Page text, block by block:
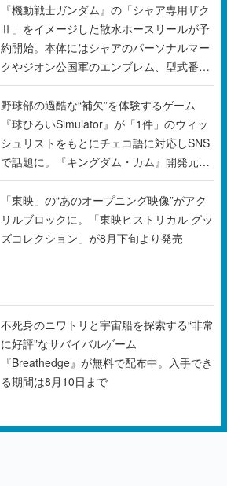
『機動戦士ガンダム』の「シャア専用ザク
Ⅱ」をイメージした散水ホースリールが予
約開始。本体にはシャアのパーソナルマー
クやジオン公国軍のエンブレム、型式番号
などを配置
野球部の過酷な“補欠”を体験するゲーム
『球ひろいSimulator』が「1件」のウィッ
シュリストをもとにチェコ語に対応しSNS
で話題に。『キングダム・カム』開発元や
チェコのプロ野球選手から称賛の声
「東映」の“あのオープニング映像”がアク
リルブロックに。「東映ヒストリカル グッ
ズコレクション」が8月下旬より発売
不死身のニワトリと宇宙船を探索する“非常
に好評”なサバイバルゲーム
『Breathedge』が無料で配布中。入手でき
る期間は8月10日まで